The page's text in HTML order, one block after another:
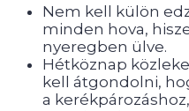
Nem kell külön
minden hova,
nyeregben ülve.
Hétköznap
kell átgondolni,
a